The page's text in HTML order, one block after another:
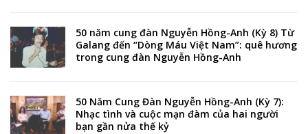
50 năm cung đàn Nguyễn Hồng-Anh (Kỳ 8) Từ
Galang đến “Dòng Máu Việt Nam”: quê hương
trong cung đàn Nguyễn Hồng-Anh
50 Năm Cung Đàn Nguyễn Hồng-Anh (Kỳ 7):
Nhạc tình và cuộc mạn đàm của hai người
bạn gần nửa thế kỷ